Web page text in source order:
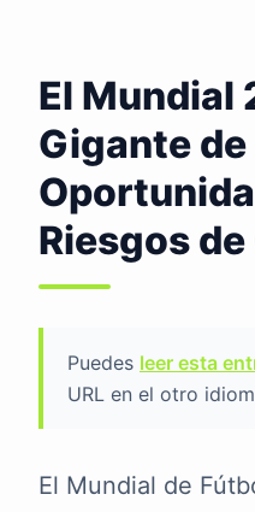
El Mundial
Gigante de
Riesgos
Puedes leer esta
URL en el otro
El Mundial de